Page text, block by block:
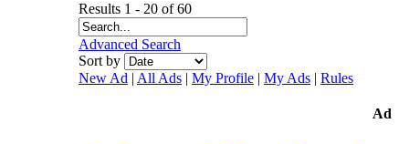
Results 1 - 20 of 60
Advanced Search
Sort by
New Ad | All Ads | My Profile | My Ads | Rules
Ad